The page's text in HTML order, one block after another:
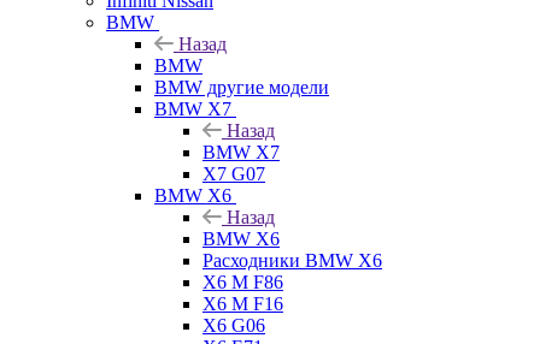
BMW
Назад
BMW
BMW другие модели
BMW X7
Назад
BMW X7
X7 G07
BMW X6
Назад
BMW X6
Расходники BMW X6
X6 M F86
X6 M F16
X6 G06